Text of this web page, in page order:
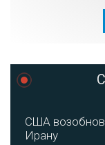
США
Ирану